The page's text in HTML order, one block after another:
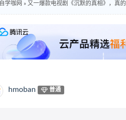
自学咖网 » 又一爆款电视剧《沉默的真相》，真
hmoban 普通